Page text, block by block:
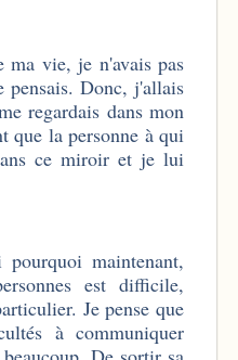
vie, je n'avais pas
Donc, j'allais
regardais dans mon
que la personne à qui
ce miroir et je lui
maintenant,
est difficile,
Je pense que
à communiquer